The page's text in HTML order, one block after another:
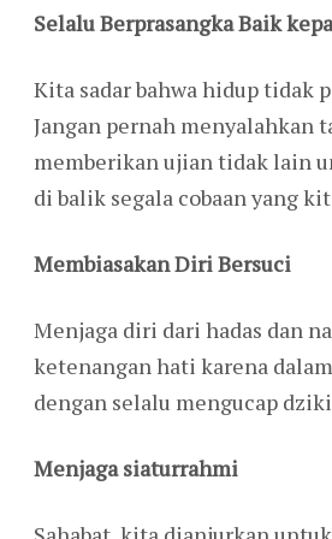
Selalu Berprasangka Baik
Kita sadar bahwa hidup tidak
Jangan pernah menyalahkan
memberikan ujian tidak lain
di balik segala cobaan yang
Membiasakan Diri Bersuci
Menjaga diri dari hadas dan
ketenangan hati karena
dengan selalu mengucap
Menjaga siaturrahmi